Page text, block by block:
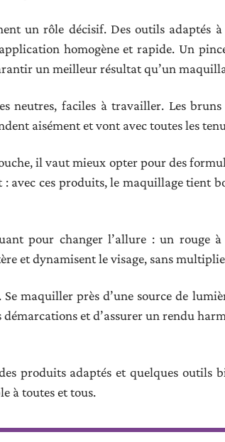
un rôle décisif. Des outils adaptés
homogène et rapide. Un
un meilleur résultat qu’un
neutres, faciles à travailler. Les bruns
aisément et vont avec toutes les
il vaut mieux opter pour des
avec ces produits, le maquillage tient
pour changer l’allure : un rouge
et dynamisent le visage, sans
Se maquiller près d’une source de
et d’assurer un rendu
produits adaptés et quelques outils
à toutes et tous.